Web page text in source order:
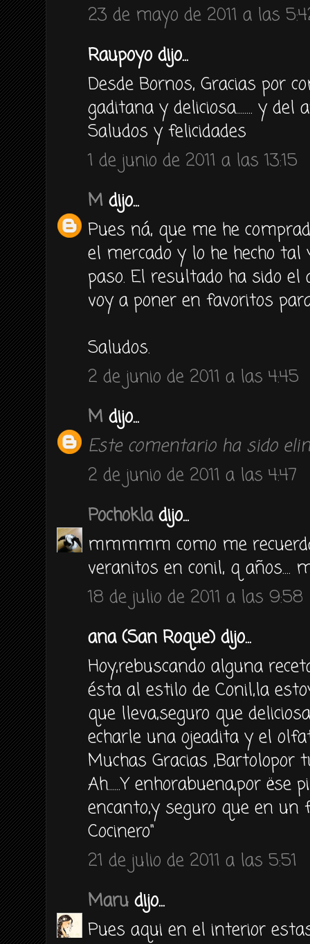
23 de mayo de 2011 a las
Raupoyo dijo...
Desde Bornos, Gracias por
gaditana y deliciosa........ y
Saludos y felicidades
1 de junio de 2011 a las 13:15
M dijo...
Pues ná, que me he
el mercado y lo he hecho tal
paso. El resultado ha sido
voy a poner en favoritos
Saludos.
2 de junio de 2011 a las 4:45
M dijo...
Este comentario ha sido
2 de junio de 2011 a las 4:47
Pochokladijo...
mmmmm como me
veranitos en conil, q años....
18 de julio de 2011 a las 9:58
ana (San Roque) dijo...
Hoy,rebuscando alguna
ésta al estilo de Conil,la
que lleva,seguro que
echarle una ojeadita y el
Muchas Gracias ,Bartolopor
Ah......Y enhorabuena,por ëse
encanto,y seguro que en un
Cocinero"
21 de julio de 2011 a las 5:51
Maru dijo...
Pues aqui en el interior